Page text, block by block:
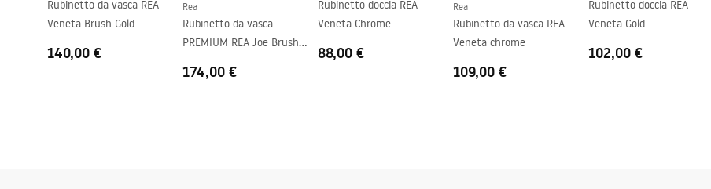
Rubinetto da vasca REA
Veneta Brush Gold
140,00 €
Rea
Rubinetto da vasca
PREMIUM REA Joe Brush
174,00 €
Rubinetto doccia REA
Veneta Chrome
88,00 €
Rea
Rubinetto da vasca REA
Veneta chrome
109,00 €
Rubinetto doccia REA
Veneta Gold
102,00 €